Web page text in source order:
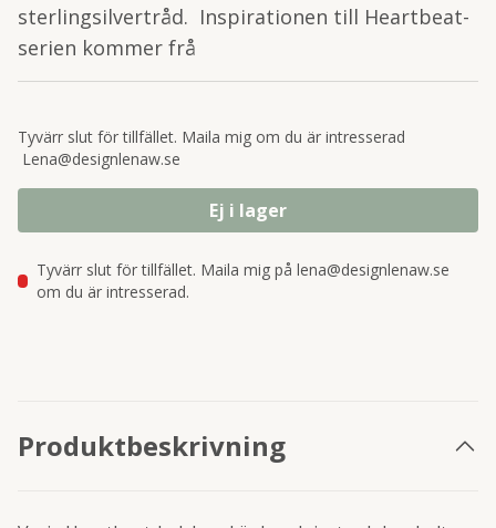
sterlingsilvertråd. Inspirationen till Heartbeat-
serien kommer frå
Tyvärr slut för tillfället. Maila mig om du är intresserad
Lena@designlenaw.se
Ej i lager
Tyvärr slut för tillfället. Maila mig på lena@designlenaw.se
om du är intresserad.
Produktbeskrivning